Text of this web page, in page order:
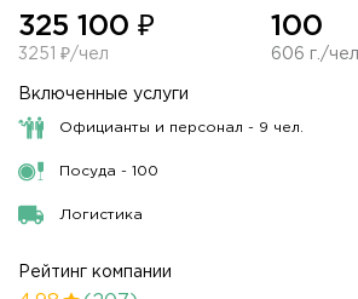
325 100 ₽
3251 ₽/чел
100
606 г./чел.
Включенные услуги
Официанты и персонал - 9 чел.
Посуда - 100
Логистика
Рейтинг компании